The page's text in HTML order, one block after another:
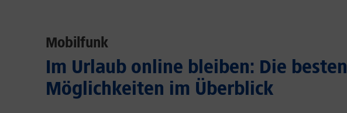
Mobilfunk
Im Urlaub online bleiben: Die besten
Möglichkeiten im Überblick